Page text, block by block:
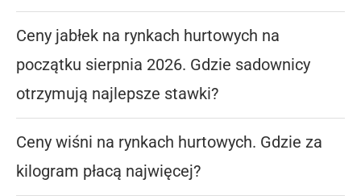
Ceny jabłek na rynkach hurtowych na
początku sierpnia 2026. Gdzie sadownicy
otrzymują najlepsze stawki?
Ceny wiśni na rynkach hurtowych. Gdzie za
kilogram płacą najwięcej?